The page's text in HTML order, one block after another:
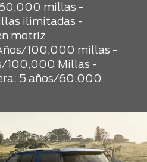
millas -
ilimitadas -
motriz
100,000 millas -
100,000 Millas -
5 años/60,000